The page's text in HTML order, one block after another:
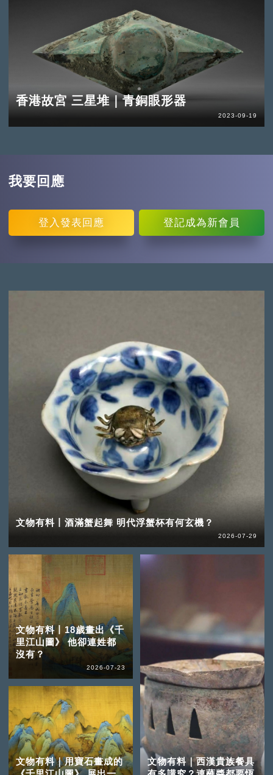
香港故宮 三星堆｜青銅眼形器
2023-09-19
我要回應
登入 發表回應 登記成為新會員
文物有料丨酒滿蟹起舞 明代浮蟹杯有何玄機？
2026-07-29
文物有料丨18歲畫出《千
里江山圖》 他卻連姓都
沒有？
2026-07-23
文物有料｜用寶石畫成的
文物有料｜西漢貴族餐具